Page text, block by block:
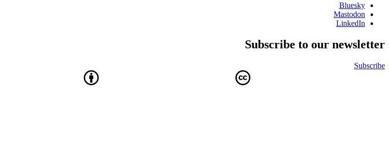
Bluesky
Mastodon
LinkedIn
Subscribe to our newsletter
Subscribe